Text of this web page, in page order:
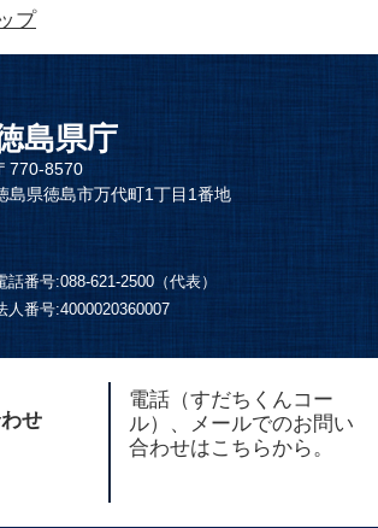
プ
島県庁
770-8570
島県徳島市万代町1丁目1番地
話番号:088-621-2500（代表）
人番号:4000020360007
せ
電話（すだちくんコー
ル）、メールでのお問い
合わせはこちらから。